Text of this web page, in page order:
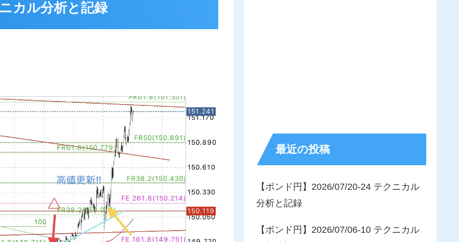
カル分析と記録
最近の投稿
【ポンド円】2026/07/20-24 テクニカル
分析と記録
【ポンド円】2026/07/06-10 テクニカル